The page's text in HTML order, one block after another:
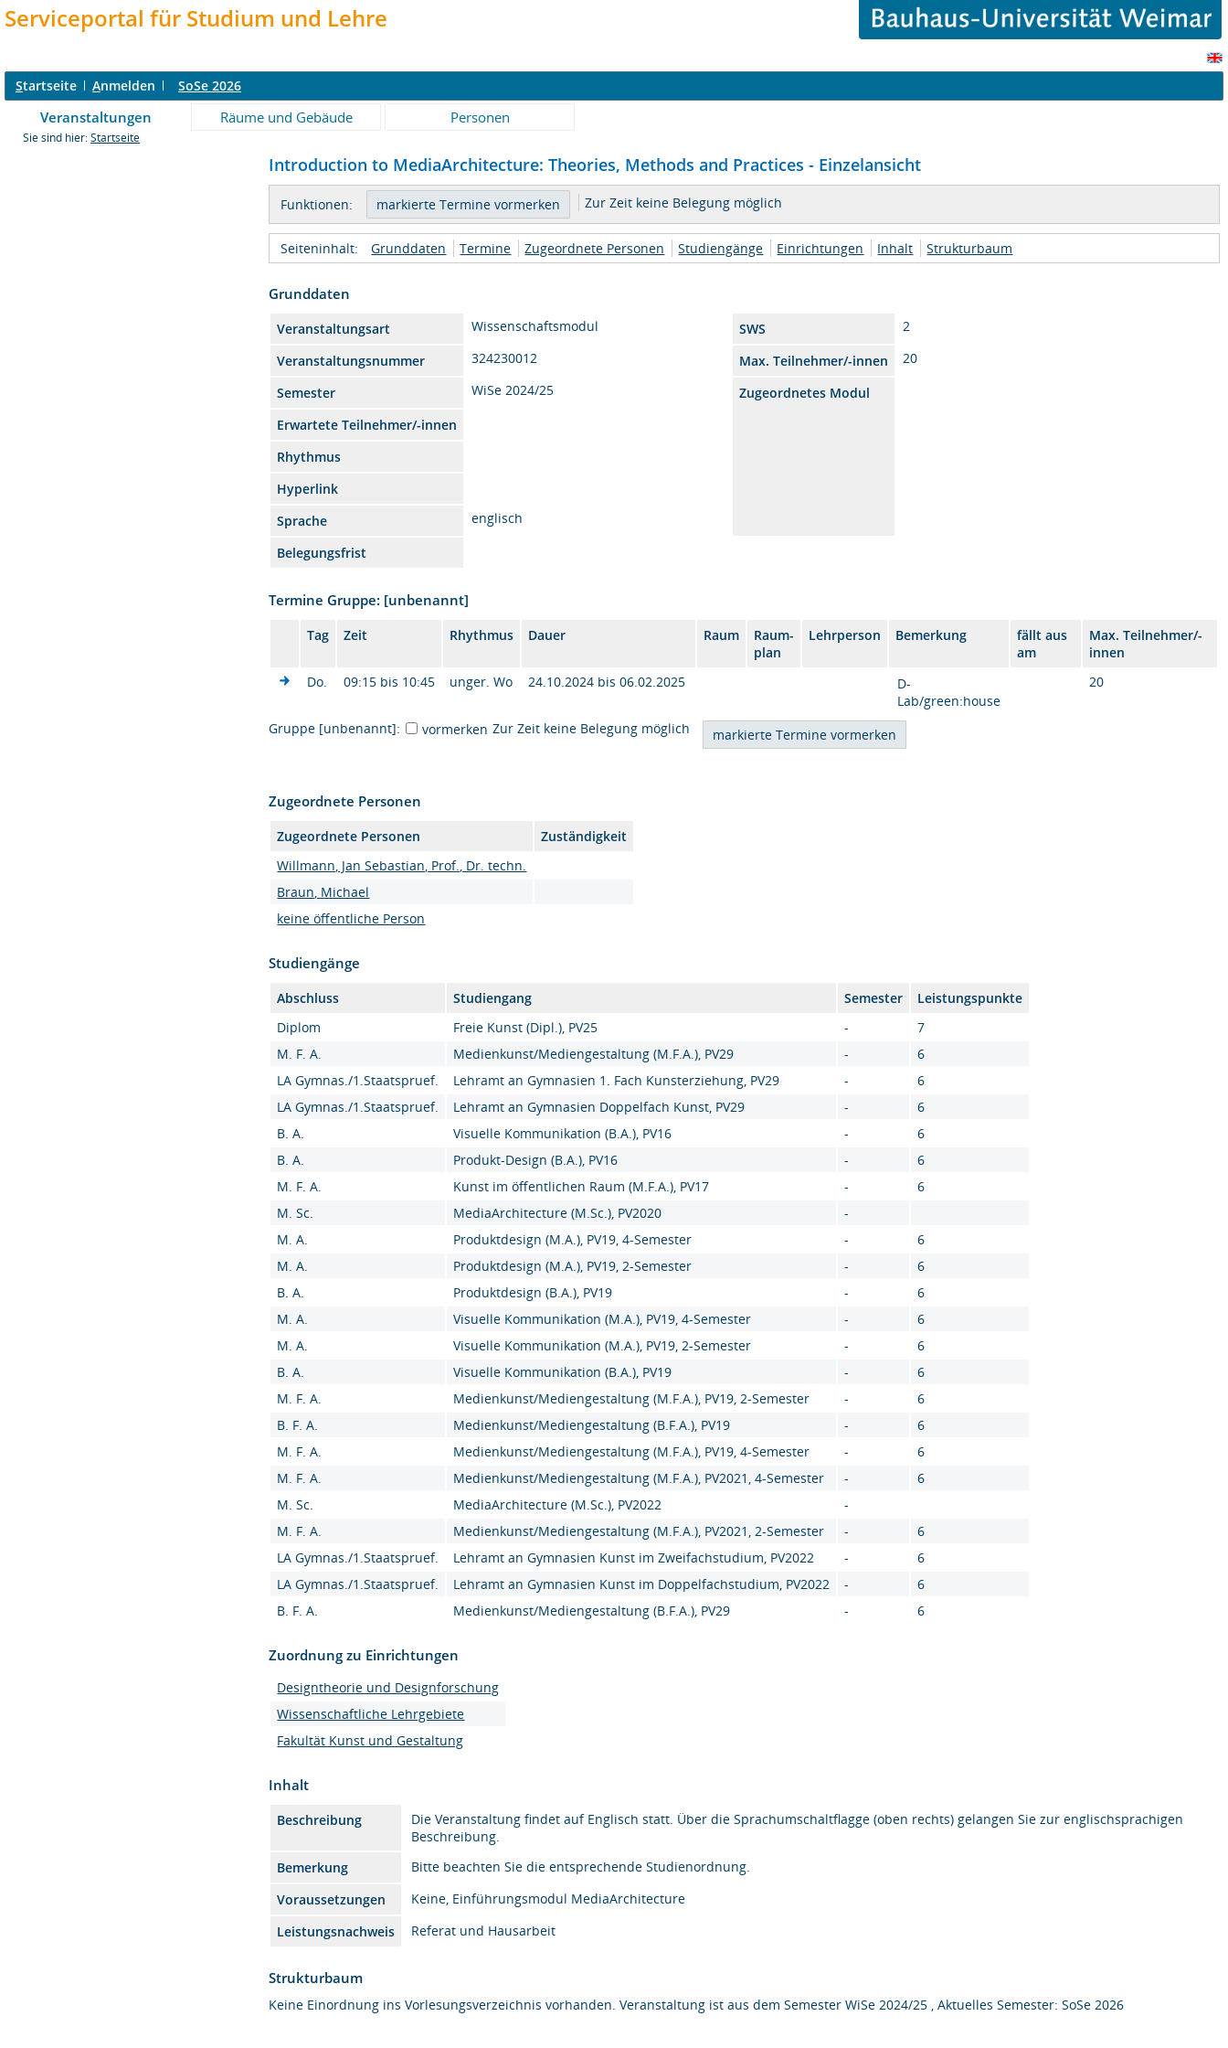
Serviceportal für Studium und Lehre
Startseite Anmelden SoSe 2026
Veranstaltungen Räume und Gebäude Personen
Sie sind hier: Startseite
Introduction to MediaArchitecture: Theories, Methods and Practices - Einzelansicht
Funktionen: Zur Zeit keine Belegung möglich
Seiteninhalt: Grunddaten Termine Zugeordnete Personen Studiengänge Einrichtungen Inhalt Strukturbaum
Grunddaten
Veranstaltungsart Wissenschaftsmodul SWS
2
Veranstaltungsnummer
324230012 Max. Teilnehmer/-innen
20
Semester
WiSe 2024/25
Zugeordnetes Modul
Erwartete Teilnehmer/-innen
Rhythmus
Hyperlink
Sprache
englisch
Belegungsfrist
Termine Gruppe: [unbenannt]
Tag Zeit Rhythmus Dauer Raum
Raum-
plan
Lehrperson Bemerkung
fällt aus
am
Max. Teilnehmer/-
innen
Do.
09:15 bis 10:45 unger. Wo 24.10.2024 bis 06.02.2025
D-
Lab/green:house
20
Gruppe [unbenannt]: vormerken Zur Zeit keine Belegung möglich
Zugeordnete Personen
Zugeordnete Personen
Zuständigkeit
Willmann, Jan Sebastian, Prof., Dr. techn.
Braun, Michael
keine öffentliche Person
Studiengänge
Abschluss Studiengang Semester
Leistungspunkte
Diplom
Freie Kunst (Dipl.), PV25 -
7
M. F. A.
Medienkunst/Mediengestaltung (M.F.A.), PV29 -
6
LA Gymnas./1.Staatspruef.
Lehramt an Gymnasien 1. Fach Kunsterziehung, PV29 -
6
LA Gymnas./1.Staatspruef.
Lehramt an Gymnasien Doppelfach Kunst, PV29 -
6
B. A.
Visuelle Kommunikation (B.A.), PV16 -
6
B. A.
Produkt-Design (B.A.), PV16 -
6
M. F. A.
Kunst im öffentlichen Raum (M.F.A.), PV17 -
6
M. Sc.
MediaArchitecture (M.Sc.), PV2020
-
M. A.
Produktdesign (M.A.), PV19, 4-Semester -
6
M. A.
Produktdesign (M.A.), PV19, 2-Semester -
6
B. A.
Produktdesign (B.A.), PV19 -
6
M. A.
Visuelle Kommunikation (M.A.), PV19, 4-Semester -
6
M. A.
Visuelle Kommunikation (M.A.), PV19, 2-Semester -
6
B. A.
Visuelle Kommunikation (B.A.), PV19 -
6
M. F. A.
Medienkunst/Mediengestaltung (M.F.A.), PV19, 2-Semester -
6
B. F. A.
Medienkunst/Mediengestaltung (B.F.A.), PV19 -
6
M. F. A.
Medienkunst/Mediengestaltung (M.F.A.), PV19, 4-Semester -
6
M. F. A.
Medienkunst/Mediengestaltung (M.F.A.), PV2021, 4-Semester -
6
M. Sc.
MediaArchitecture (M.Sc.), PV2022
-
M. F. A.
Medienkunst/Mediengestaltung (M.F.A.), PV2021, 2-Semester -
6
LA Gymnas./1.Staatspruef.
Lehramt an Gymnasien Kunst im Zweifachstudium, PV2022 -
6
LA Gymnas./1.Staatspruef.
Lehramt an Gymnasien Kunst im Doppelfachstudium, PV2022 -
6
B. F. A.
Medienkunst/Mediengestaltung (B.F.A.), PV29 - 6
Zuordnung zu Einrichtungen
Designtheorie und Designforschung
Wissenschaftliche Lehrgebiete
Fakultät Kunst und Gestaltung
Inhalt
Beschreibung
Die Veranstaltung findet auf Englisch statt. Über die Sprachumschaltflagge (oben rechts) gelangen Sie zur englischsprachigen
Beschreibung.
Bemerkung
Bitte beachten Sie die entsprechende Studienordnung.
Voraussetzungen
Keine, Einführungsmodul MediaArchitecture
Leistungsnachweis
Referat und Hausarbeit
Strukturbaum
Keine Einordnung ins Vorlesungsverzeichnis vorhanden. Veranstaltung ist aus dem Semester WiSe 2024/25 , Aktuelles Semester: SoSe 2026